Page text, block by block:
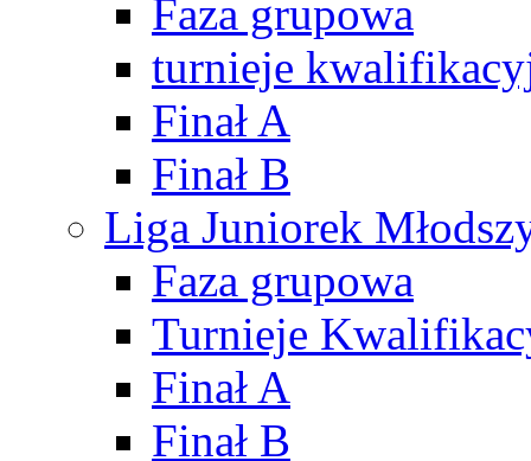
Faza grupowa
turnieje
Finał A
Finał B
Liga Juniorek
Faza grupowa
Turnieje
Finał A
Finał B